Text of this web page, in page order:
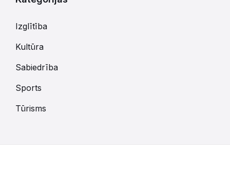
Izglītība
Kultūra
Sabiedrība
Sports
Tūrisms